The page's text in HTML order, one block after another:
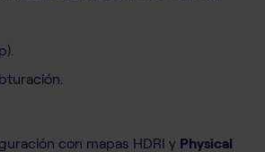
con mapas HDRI y Physical